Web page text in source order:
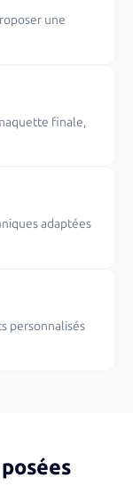
une
finale,
adaptées
personnalisés